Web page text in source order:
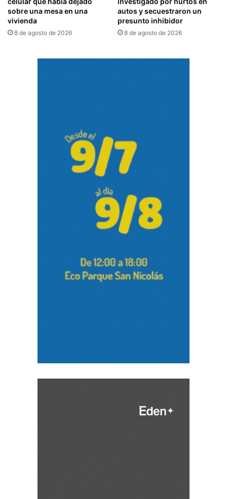
sobre una mesa en una
vivienda
8 de agosto de 2026
autos y secuestraron un
presunto inhibidor
8 de agosto de 2026